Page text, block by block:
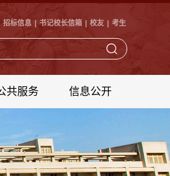
招标信息 | 书记校长信箱 | 校友 | 考生
共服务 信息公开